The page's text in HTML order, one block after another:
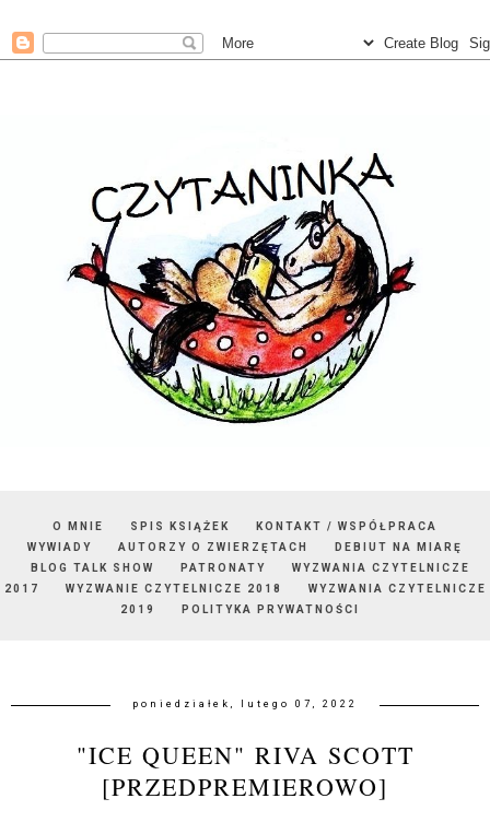
O MNIE SPIS KSIĄŻEK
KONTAKT / WSPÓŁPRACA
WYWIADY
AUTORZY O ZWIERZĘTACH
DEBIUT NA MIARĘ
BLOG TALK SHOW
PATRONATY
WYZWANIA CZYTELNICZE
2017
WYZWANIE CZYTELNICZE 2018
WYZWANIA CZYTELNICZE
2019
POLITYKA PRYWATNOŚCI
poniedziałek, lutego 07, 2022
"ICE QUEEN" RIVA SCOTT
[PRZEDPREMIEROWO]